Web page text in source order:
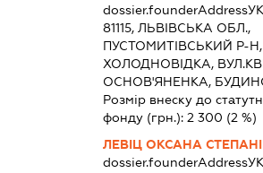
dossier.founderAddress
81115, ЛЬВІВСЬКА ОБЛ.,
ПУСТОМИТІВСЬКИЙ Р-
ХОЛОДНОВІДКА,
ОСНОВ'ЯНЕНКА,
Розмір внеску до
фонду (грн.): 2 300 (2 %)
ЛЕВІЦ ОКСАНА
dossier.founderAddress